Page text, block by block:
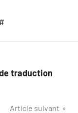
traduction
Article suivant